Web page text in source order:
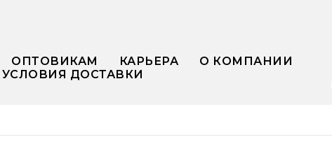
ОПТОВИКАМ КАРЬЕРА
О КОМПАНИИ
УСЛОВИЯ ДОСТАВКИ